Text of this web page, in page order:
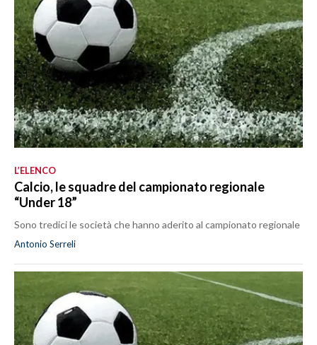
L’ELENCO
Calcio, le squadre del campionato regionale
“Under 18”
Sono tredici le società che hanno aderito al campionato regionale
Antonio Serreli